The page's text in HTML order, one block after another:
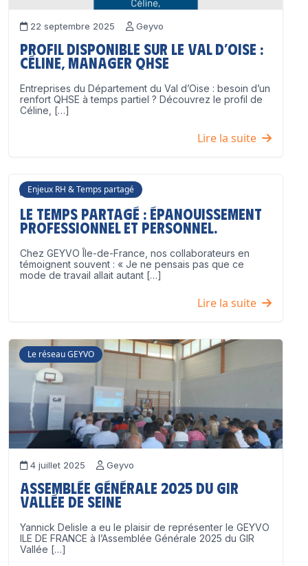
22 septembre 2025 Geyvo
Profil disponible sur le Val d’Oise :
Céline, Manager QHSE
Entreprises du Département du Val d’Oise : besoin d’un
renfort QHSE à temps partiel ? Découvrez le profil de
Céline, […]
Lire la suite
Enjeux RH & Temps partagé
17 juillet 2025 Geyvo
Le temps partagé : épanouissement
professionnel ET personnel.
Chez GEYVO Île-de-France, nos collaborateurs en
témoignent souvent : « Je ne pensais pas que ce
mode de travail allait autant […]
Lire la suite
Le réseau GEYVO
4 juillet 2025 Geyvo
Assemblée Générale 2025 du GIR
Vallée de Seine
Yannick Delisle a eu le plaisir de représenter le GEYVO
ILE DE FRANCE à l’Assemblée Générale 2025 du GIR
Vallée […]